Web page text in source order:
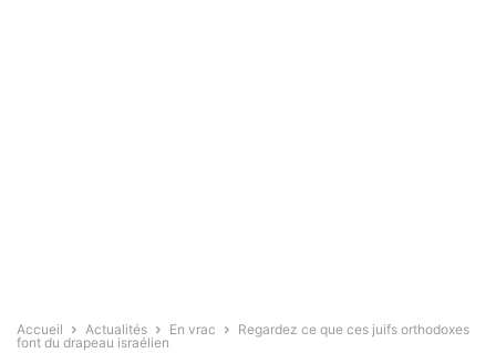
Accueil Actualités En vrac
Regardez ce que ces juifs orthodoxes
font du drapeau israélien